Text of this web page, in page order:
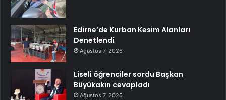
Edirne’de Kurban Kesim Alanları
Denetlendi
Ağustos 7, 2026
Liseli öğrenciler sordu Başkan
Büyükakın cevapladı
Ağustos 7, 2026